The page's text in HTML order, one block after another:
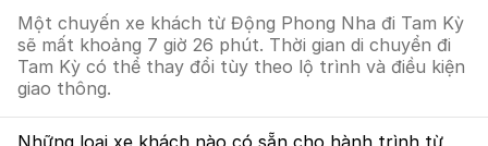
Một chuyến xe khách từ Động Phong Nha đi Tam Kỳ
sẽ mất khoảng 7 giờ 26 phút. Thời gian di chuyển đi
Tam Kỳ có thể thay đổi tùy theo lộ trình và điều kiện
giao thông.
Những loại xe khách nào có sẵn cho hành trình từ